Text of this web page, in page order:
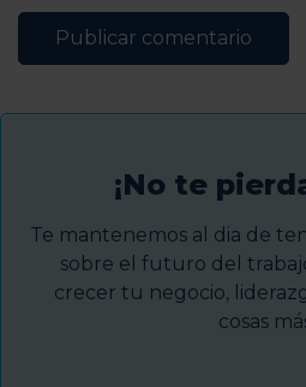
¡No te
Te mantenemos al dia de
sobre el futuro del
crecer tu negocio,
cosas